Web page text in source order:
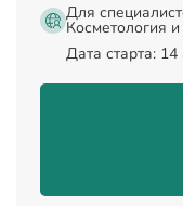
Для
Косметология
Дата старта: 14